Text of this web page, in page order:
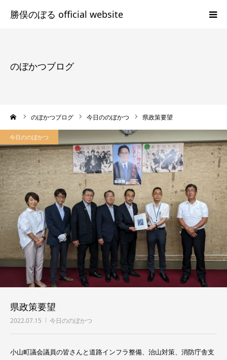
のぼかつブログ
のぼかつブログ 今日ののぼかつ 県政策要望
今日ののぼかつ
県政策要望
2022.07.15 今日ののぼかつ
小山町議会議員の皆さんと道路インフラ整備、治山対策、消防庁舎支
プロフィール
のぼかつブログ
Facebook